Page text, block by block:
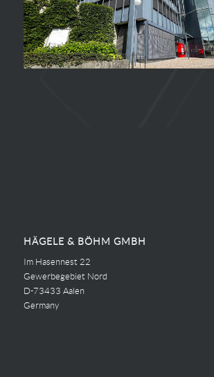
HÄGELE & BÖHM GMBH
Im Hasennest 22
Gewerbegebiet Nord
D-73433 Aalen
Germany